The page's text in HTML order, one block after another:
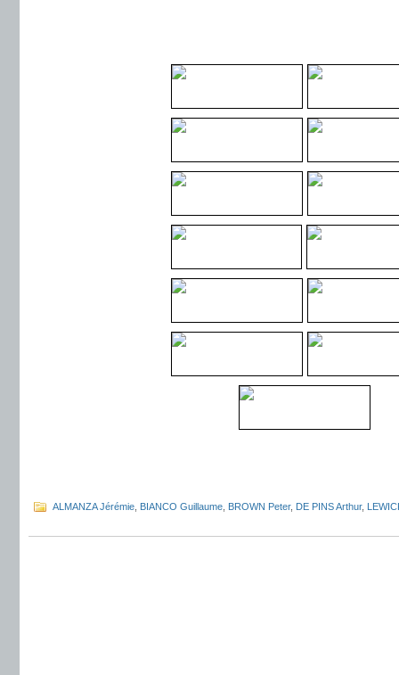
ALMANZA Jérémie BIANCO Guillaume BROWN Peter, DE PINS Arthur,